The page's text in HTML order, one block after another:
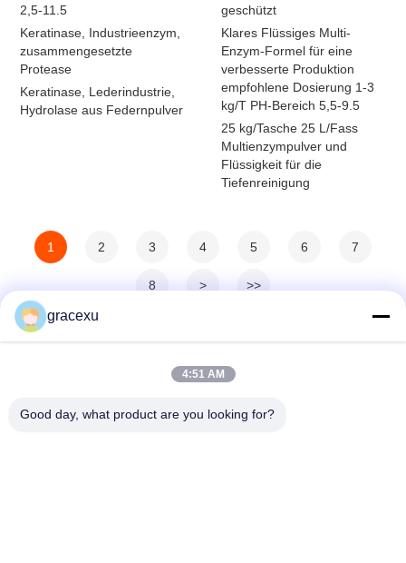
2,5-11.5
Keratinase, Industrieenzym,
zusammengesetzte
Protease
Keratinase, Lederindustrie,
Hydrolase aus Federnpulver
geschützt
Klares Flüssiges Multi-
Enzym-Formel für eine
verbesserte Produktion
empfohlene Dosierung 1-3
kg/T PH-Bereich 5,5-9.5
25 kg/Tasche 25 L/Fass
Multienzympulver und
Flüssigkeit für die
Tiefenreinigung
1 2 3 4 5 6 7
8 > >>
gracexu
4:51 AM
Good day, what product are you looking for?